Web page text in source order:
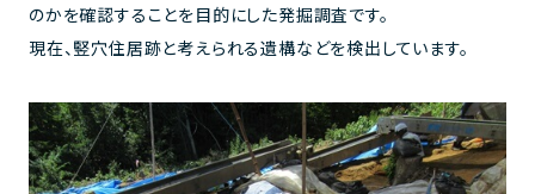
のかを確認することを目的にした発掘調査です。
現在、竪穴住居跡と考えられる遺構などを検出しています。